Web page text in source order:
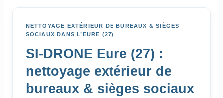
NETTOYAGE EXTÉRIEUR DE BUREAUX & SIÈGES
SOCIAUX DANS L’EURE (27)
SI-DRONE Eure (27) :
nettoyage extérieur de
bureaux & sièges sociaux